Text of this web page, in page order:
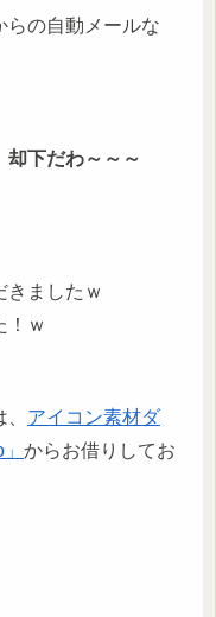
らの自動メールな
却下だわ～～～
きましたｗ
！ｗ
アイコン素材ダ
からお借りしてお